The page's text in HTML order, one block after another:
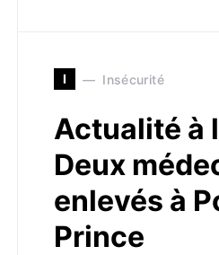
I Insécurité
Actualité à
Deux
enlevés à
Prince